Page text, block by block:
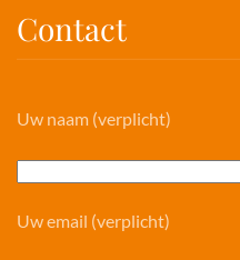
Contact
Uw naam (verplicht)
Uw email (verplicht)